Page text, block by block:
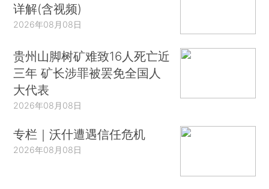
详解(含视频)
2026年08月08日
贵州山脚树矿难致16人死亡近
三年 矿长涉罪被罢免全国人
大代表
2026年08月08日
专栏｜沃什遭遇信任危机
2026年08月08日